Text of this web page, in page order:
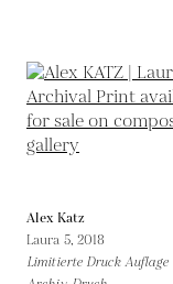
Alex Katz
Laura 5, 2018
Limitierte Druck Auflage